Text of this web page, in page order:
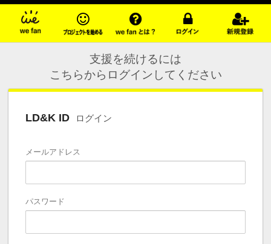
支援を続けるには
こちらからログインしてください
LD&K ID ログイン
メールアドレス
パスワード